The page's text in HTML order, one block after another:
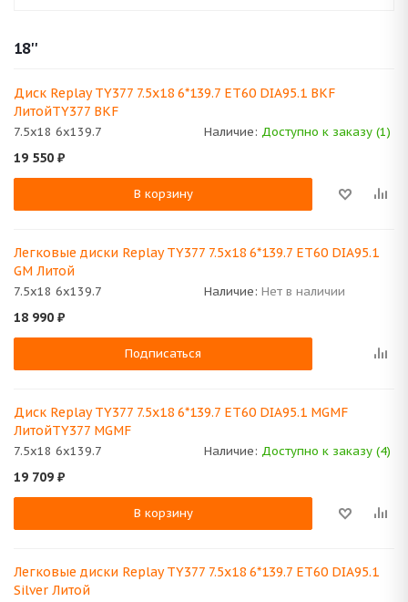
18''
Диск Replay TY377 7.5x18 6*139.7 ET60 DIA95.1 BKF
ЛитойTY377 BKF
7.5x18 6x139.7 Наличие: Доступно к заказу (1)
19 550 ₽
В корзину
Легковые диски Replay TY377 7.5x18 6*139.7 ET60 DIA95.1
GM Литой
7.5x18 6x139.7 Наличие: Нет в наличии
18 990 ₽
Подписаться
Диск Replay TY377 7.5x18 6*139.7 ET60 DIA95.1 MGMF
ЛитойTY377 MGMF
7.5x18 6x139.7 Наличие: Доступно к заказу (4)
19 709 ₽
В корзину
Легковые диски Replay TY377 7.5x18 6*139.7 ET60 DIA95.1
Silver Литой